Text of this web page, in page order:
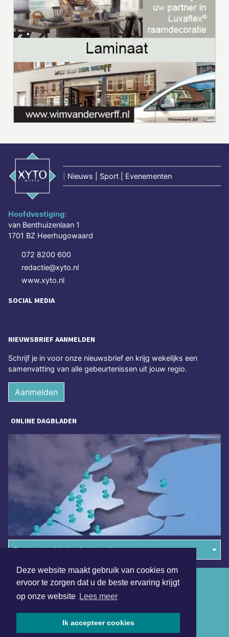
Deze website maakt gebruik van cookies om
ervoor te zorgen dat u de beste ervaring krijgt
op onze website Lees meer
Ik accepteer cookies
Nieuws | Sport | Evenementen
Hoofdvestiging:
van Benthuizenlaan 1
1701 BZ Heerhugowaard
072 8200 600
redactie@xyto.nl
www.xyto.nl
SOCIAL MEDIA
NIEUWSBRIEF AANMELDEN
Schrijf je in voor onze nieuwsbrief en krijg wekelijks een
samenvatting van alle gebeurtenissen uit jouw regio.
Aanmelden
ONLINE DAGBLADEN
Overige dagbladen in de regio
Algemene voorwaarden
Disclaimer